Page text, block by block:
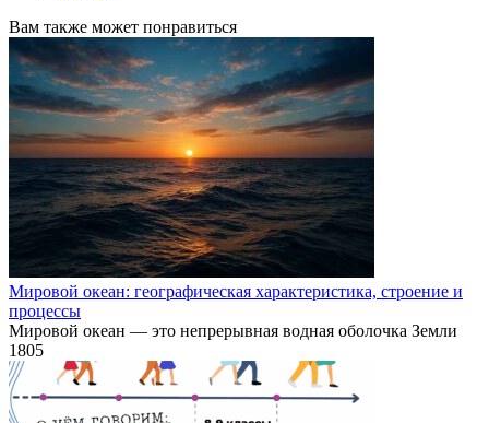
Вам также может понравиться
Мировой океан: географическая характеристика, строение и
процессы
Мировой океан — это непрерывная водная оболочка Земли
1805